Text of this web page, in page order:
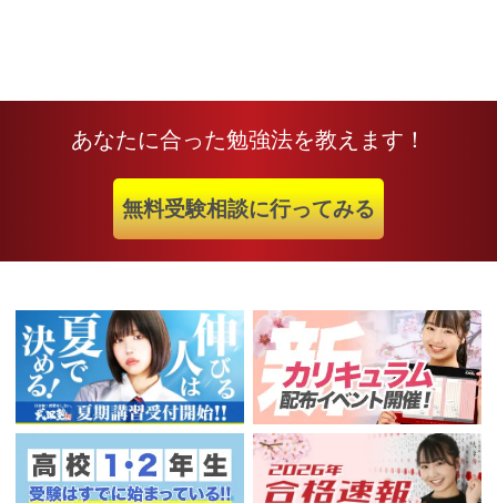
あなたに合った勉強法を教えます！
無料受験相談に行ってみる